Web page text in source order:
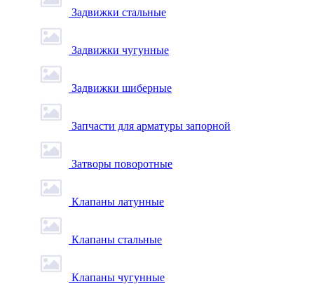
Задвижки стальные
Задвижки чугунные
Задвижки шиберные
Запчасти для арматуры запорной
Затворы поворотные
Клапаны латунные
Клапаны стальные
Клапаны чугунные